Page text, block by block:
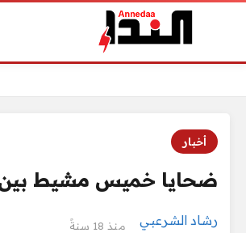
أخبار
ضحايا خميس مشيط بين
رشاد الشرعبي منذ 18 سنةً